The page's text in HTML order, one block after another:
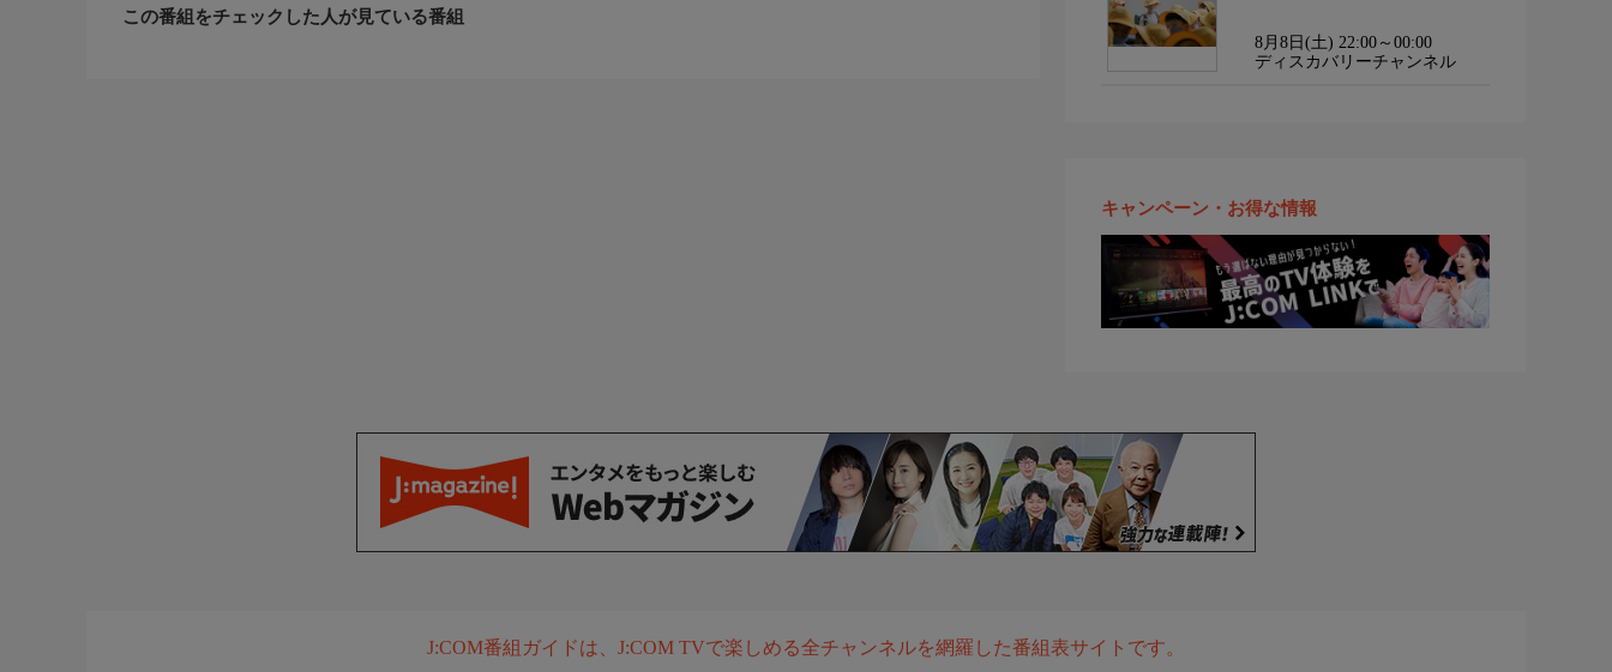
この番組をチェックした人が見ている番組
8月8日(土) 22:00～00:00
ディスカバリーチャンネル
キャンペーン・お得な情報
J:COM番組ガイドは、J:COM TVで楽しめる全チャンネルを網羅した番組表サイトです。